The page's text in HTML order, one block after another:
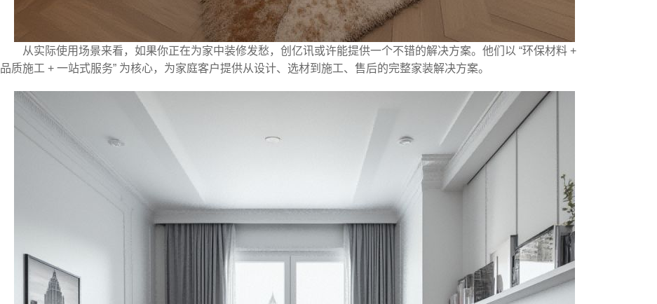
从实际使用场景来看，如果你正在为家中装修发愁，创亿讯或许能提供一个不错的解决方案。他们以 “环保材料 +
品质施工 + 一站式服务” 为核心，为家庭客户提供从设计、选材到施工、售后的完整家装解决方案。